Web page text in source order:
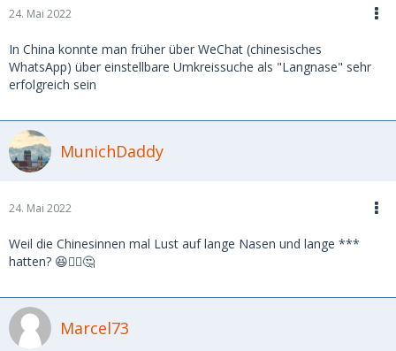
24. Mai 2022
In China konnte man früher über WeChat (chinesisches
WhatsApp) über einstellbare Umkreissuche als "Langnase" sehr
erfolgreich sein
MunichDaddy
24. Mai 2022
Weil die Chinesinnen mal Lust auf lange Nasen und lange ***
hatten? 😆🤷‍♂️🤔
Marcel73